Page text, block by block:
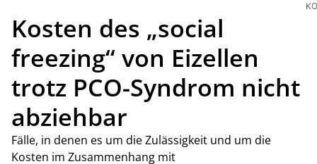
Kosten des „social
freezing“ von Eizellen
trotz PCO-Syndrom nicht
abziehbar
Fälle, in denen es um die Zulässigkeit und um die
Kosten im Zusammenhang mit